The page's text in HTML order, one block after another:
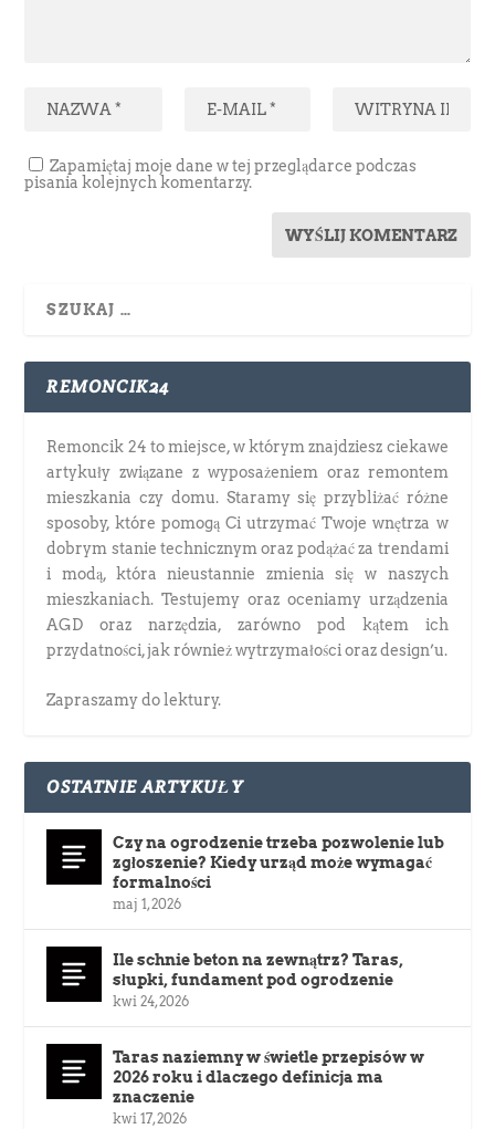
Zapamiętaj moje dane w tej przeglądarce podczas
pisania kolejnych komentarzy.
REMONCIK24
Remoncik 24 to miejsce, w którym znajdziesz ciekawe
artykuły związane z wyposażeniem oraz remontem
mieszkania czy domu. Staramy się przybliżać różne
sposoby, które pomogą Ci utrzymać Twoje wnętrza w
dobrym stanie technicznym oraz podążać za trendami
i modą, która nieustannie zmienia się w naszych
mieszkaniach. Testujemy oraz oceniamy urządzenia
AGD oraz narzędzia, zarówno pod kątem ich
przydatności, jak również wytrzymałości oraz design’u.
Zapraszamy do lektury.
OSTATNIE ARTYKUŁY
Czy na ogrodzenie trzeba pozwolenie lub
zgłoszenie? Kiedy urząd może wymagać
formalności
maj 1, 2026
Ile schnie beton na zewnątrz? Taras,
słupki, fundament pod ogrodzenie
kwi 24, 2026
Taras naziemny w świetle przepisów w
2026 roku i dlaczego definicja ma
znaczenie
kwi 17, 2026